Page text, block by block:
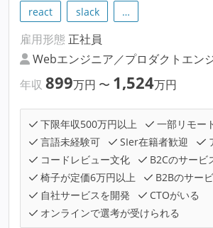
react
slack …
雇用形態 正社員
Webエンジニア／プロダクトエン
年収 899万円 〜 1,524万円
下限年収500万円以上
一部リモー
言語未経験可
SIer在籍者歓迎
コードレビュー文化
B2Cのサービ
椅子が定価6万円以上
B2Bのサー
自社サービスを開発
CTOがいる
オンラインで選考が受けられる